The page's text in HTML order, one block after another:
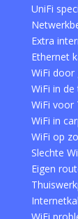
UniFi
Extra
Ethernet
WiFi door
WiFi in
WiFi voor
WiFi in
WiFi op
Slechte
Eigen
WiFi